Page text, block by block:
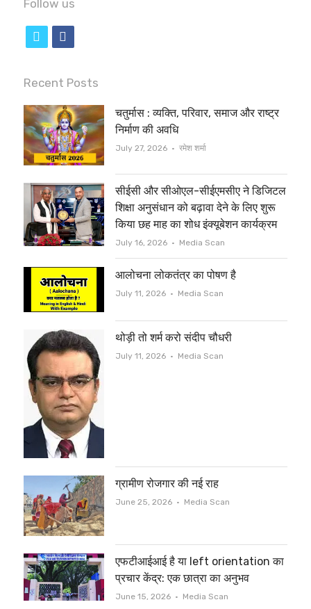
Follow us
i
t
t
e
r
c
e
b
o
o
k
Recent Posts
चतुर्मास : व्यक्ति, परिवार, समाज और राष्ट्र
निर्माण की अवधि
July 27, 2026 Author
रमेश शर्मा
सीईसी और सीओएल-सीईएमसीए ने डिजिटल
शिक्षा अनुसंधान को बढ़ावा देने के लिए शुरू
किया छह माह का शोध इंक्यूबेशन कार्यक्रम
July 16, 2026 Author
Media Scan
आलोचना लोकतंत्र का पोषण है
July 11, 2026 Author
Media Scan
थोड़ी तो शर्म करो संदीप चौधरी
July 11, 2026 Author
Media Scan
ग्रामीण रोजगार की नई राह
June 25, 2026 Author
Media Scan
एफटीआईआई है या left orientation का
प्रचार केंद्र: एक छात्रा का अनुभव
June 15, 2026 Author
Media Scan